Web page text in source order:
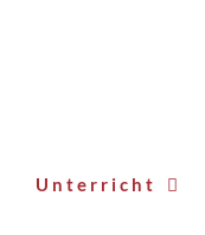
Unterricht